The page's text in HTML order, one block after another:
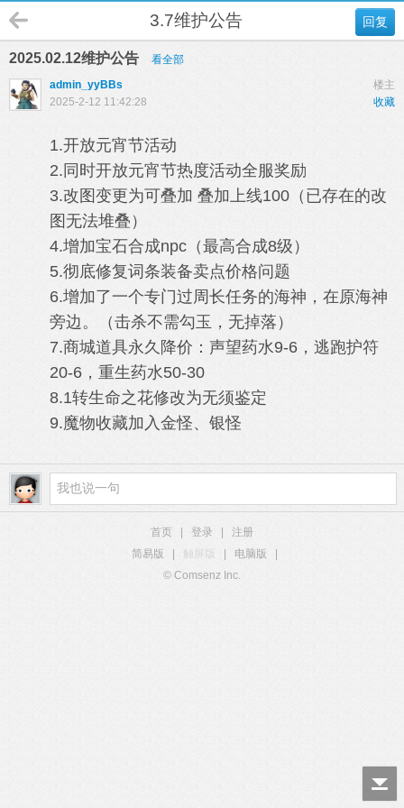
回复
3.7维护公告
2025.02.12维护公告
看全部
楼主
admin_yyBBs
收藏
2025-2-12 11:42:28
1.开放元宵节活动
2.同时开放元宵节热度活动全服奖励
3.改图变更为可叠加 叠加上线100（已存在的改
图无法堆叠）
4.增加宝石合成npc（最高合成8级）
5.彻底修复词条装备卖点价格问题
6.增加了一个专门过周长任务的海神，在原海神
旁边。（击杀不需勾玉，无掉落）
7.商城道具永久降价：声望药水9-6，逃跑护符
20-6，重生药水50-30
8.1转生命之花修改为无须鉴定
9.魔物收藏加入金怪、银怪
首页 登录
注册
简易版
触屏版 电脑版
© Comsenz Inc.